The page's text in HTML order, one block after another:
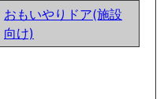
おもいやりドア(施設
向け)